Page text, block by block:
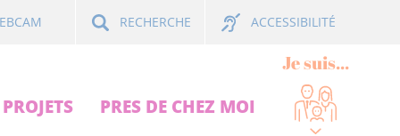
RECHERCHE ACCESSIBILITÉ
PRES DE CHEZ MOI
Je suis...